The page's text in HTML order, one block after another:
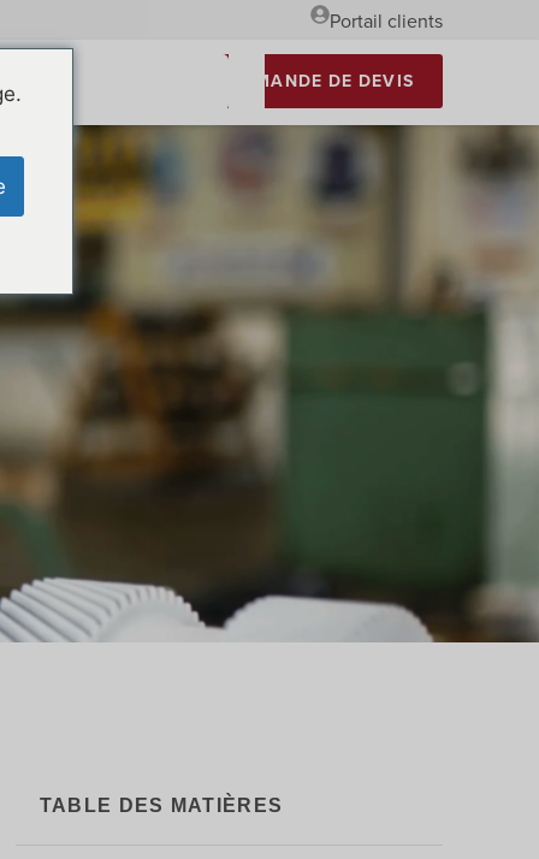
Portail clients
DEMANDE DE DEVIS
TABLE DES MATIÈRES